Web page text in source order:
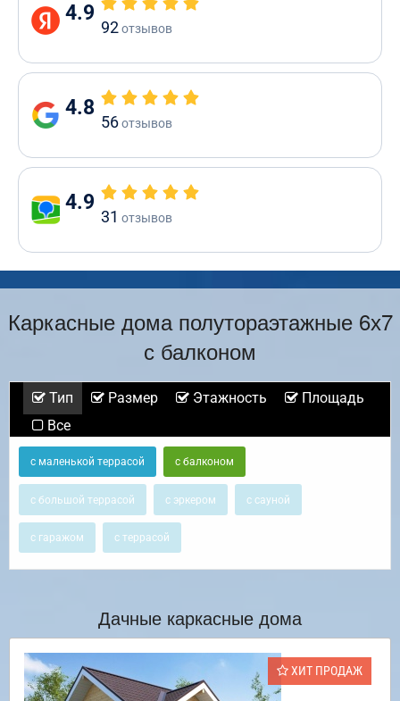
4.9
92отзывов
4.8
56отзывов
4.9
31 отзывов
Каркасные дома полутораэтажные 6х7
с балконом
Тип Размер Этажность
Площадь
Все
с маленькой террасой с балконом
с большой террасой с эркером с сауной
с гаражом с террасой
Дачные каркасные дома
ХИТ ПРОДАЖ